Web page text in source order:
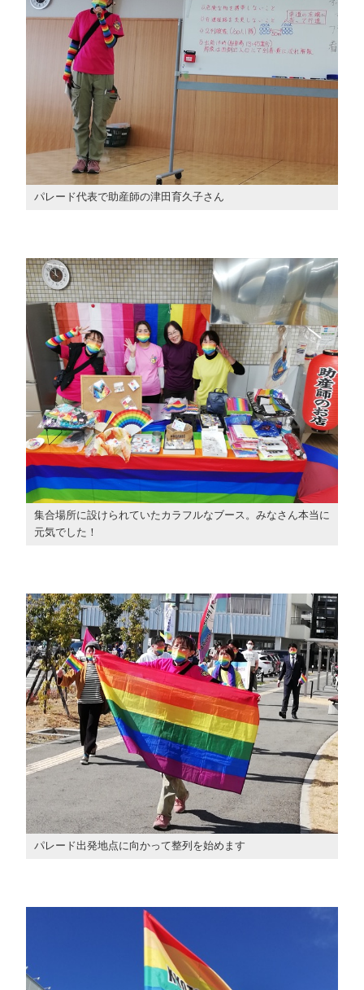
パレード代表で助産師の津田育久子さん
集合場所に設けられていたカラフルなブース。みなさん本当に
元気でした！
パレード出発地点に向かって整列を始めます